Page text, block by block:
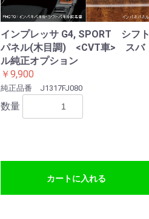
インプレッサ G4, SPORT シフト
パネル(木目調) <CVT車> スバ
ル純正オプション
￥9,900
純正品番 J1317FJ080
数量
カートに入れる